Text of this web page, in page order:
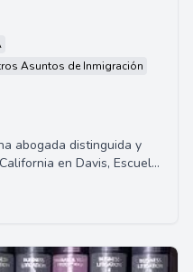
Asuntos de Inmigración
abogada distinguida y
en Davis, Escuela